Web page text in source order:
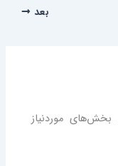
بعد
بخش‌های موردنیاز